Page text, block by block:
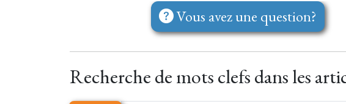
Vous avez une question?
Recherche de mots clefs dans les